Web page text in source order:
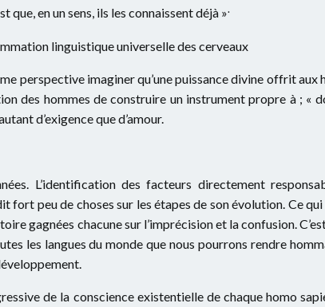
que, en un sens, ils les connaissent déjà ».
linguistique universelle des cerveaux
perspective imaginer qu’une puissance divine offrit aux
des hommes de construire un instrument propre à ; «
d’exigence que d’amour.
L’identification des facteurs directement
peu de choses sur les étapes de son évolution. Ce
gagnées chacune sur l’imprécision et la confusion.
les langues du monde que nous pourrons rendre
de la conscience existentielle de chaque homo